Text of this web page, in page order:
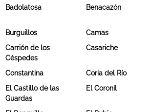
Badolatosa Benacazón
Burguillos Camas
Carrión de los
Céspedes
Casariche
Constantina Coria del Río
El Castillo de las
Guardas
El Coronil